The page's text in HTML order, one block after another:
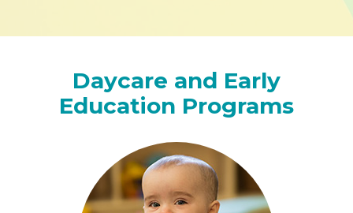
Daycare and Early
Education Programs